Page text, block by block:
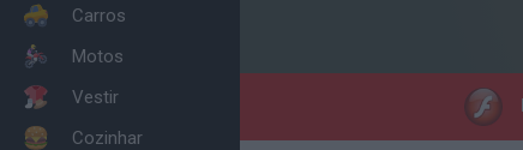
Carros
Motos
Vestir
Cozinhar